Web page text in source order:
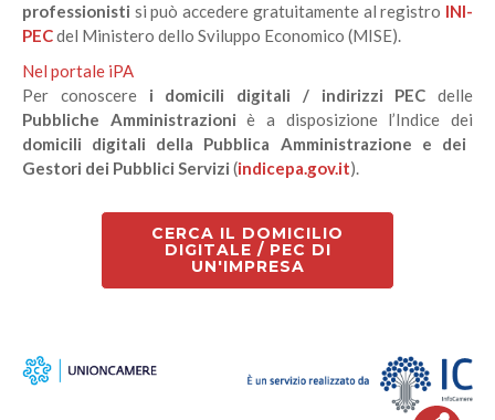
professionisti si può accedere gratuitamente al registro INI-
PECdel Ministero dello Sviluppo Economico (MISE).
Nel portale iPA
Per conoscere i domicili digitali / indirizzi PEC delle
Pubbliche Amministrazioni è a disposizione l’Indice dei
domicili digitali della Pubblica Amministrazione e dei
Gestori dei Pubblici Servizi (indicepa.gov.it).
CERCA IL DOMICILIO
DIGITALE / PEC DI
UN'IMPRESA